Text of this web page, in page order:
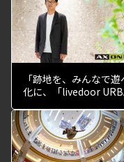
「跡地を、みんなで
化に、「livedoor